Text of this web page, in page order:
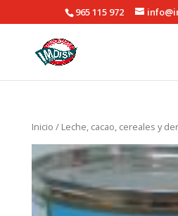
965 115 972
Inicio / Leche, cacao, cereales y